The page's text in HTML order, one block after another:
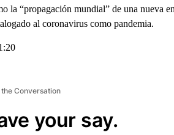
la “propagación mundial” de una nueva
al coronavirus como pandemia.
Conversation
your say.